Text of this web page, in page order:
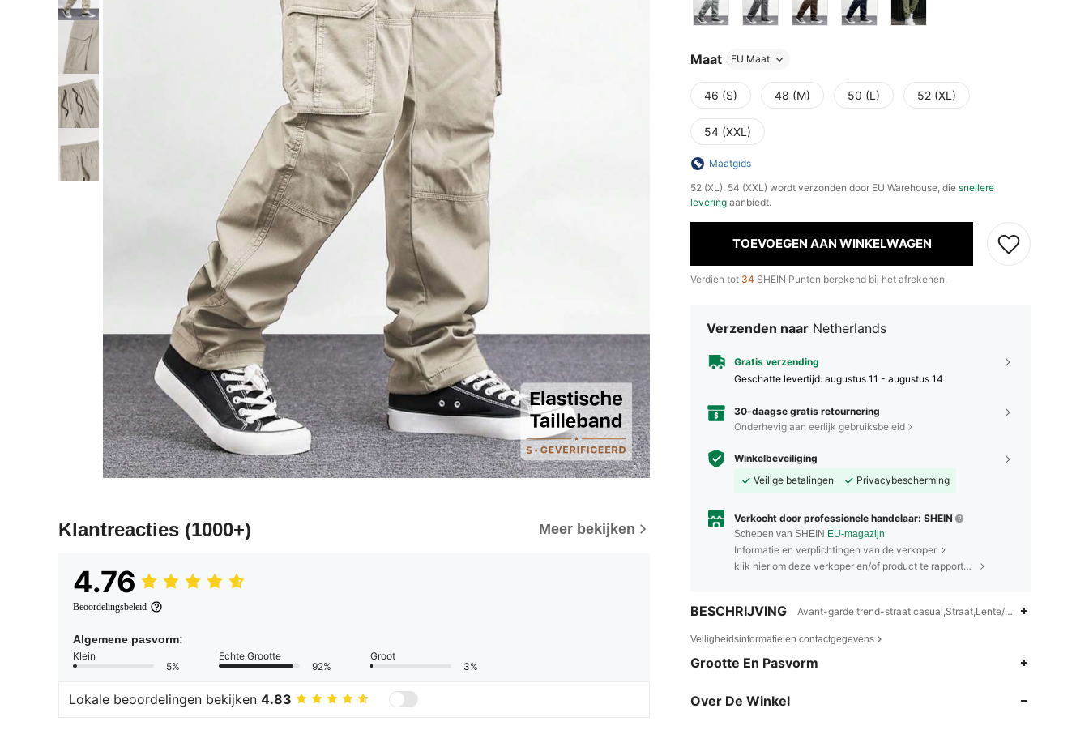
Klantreacties (1000+) Meer bekijken
4.76
Beoordelingsbeleid
Algemene pasvorm:
Klein
5%
Echte Grootte
92%
Groot
3%
Lokale beoordelingen bekijken 4.83
Maat EU Maat
46 (S) 48 (M) 50 (L) 52 (XL)
54 (XXL)
Maatgids
​52 (XL), 54 (XXL) wordt verzonden door EU Warehouse, die snellere
levering aanbiedt.
TOEVOEGEN AAN WINKELWAGEN
Verdien tot 34 SHEIN Punten berekend bij het afrekenen.
Verzenden naar Netherlands
Gratis verzending
Geschatte levertijd: augustus 11 - augustus 14
30-daagse gratis retournering
Onderhevig aan eerlijk gebruiksbeleid
Winkelbeveiliging
Veilige betalingen
Privacybescherming
Verkocht door professionele handelaar: SHEIN
Schepen van SHEIN EU-magazijn
Informatie en verplichtingen van de verkoper
klik hier om deze verkoper en/of product te rapporteren.
BESCHRIJVING Avant-garde trend-straat casual,Straat,Lente/Herfst (18-25/63-
Veiligheidsinformatie en contactgegevens
Grootte En Pasvorm
Over De Winkel
4.86